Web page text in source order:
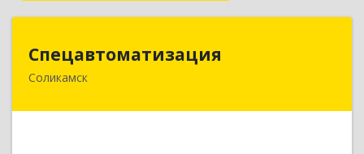
Спецавтоматизация
Соликамск